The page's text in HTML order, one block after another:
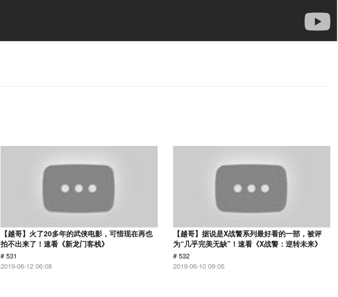
【越哥】火了20多年的武侠电影，可惜现在再也
拍不出来了！速看《新龙门客栈》
# 531
2019-06-12 06:08
【越哥】据说是X战警系列最好看的一部，被评
为“几乎完美无缺”！速看《X战警：逆转未来》
# 532
2019-06-10 09:05